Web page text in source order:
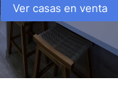
Ver casas en venta